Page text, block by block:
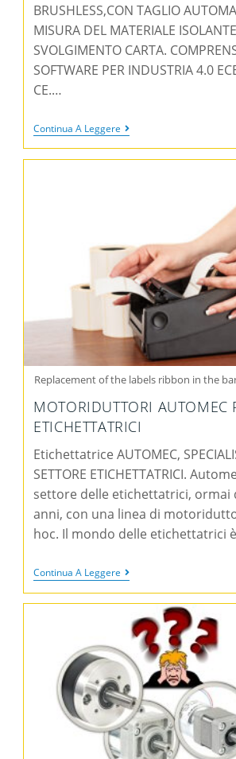
BRUSHLESS,CON TAGLIO
MISURA DEL MATERIALE
SVOLGIMENTO CARTA.
SOFTWARE PER INDUSTRIA 4.0
CE.…
Continua A Leggere
Replacement of the labels ribbon in the
MOTORIDUTTORI AUTOMEC
ETICHETTATRICI
Etichettatrice AUTOMEC,
SETTORE ETICHETTATRICI.
settore delle etichettatrici, ormai
anni, con una linea di
hoc. Il mondo delle etichettatrici
Continua A Leggere